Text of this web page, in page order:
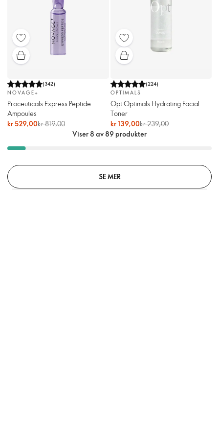
(342)
NOVAGE+
Proceuticals Express Peptide
Ampoules
kr 529,00kr 819,00
(224)
OPTIMALS
Opt Optimals Hydrating Facial
Toner
kr 139,00kr 239,00
Viser 8 av 89 produkter
SE MER